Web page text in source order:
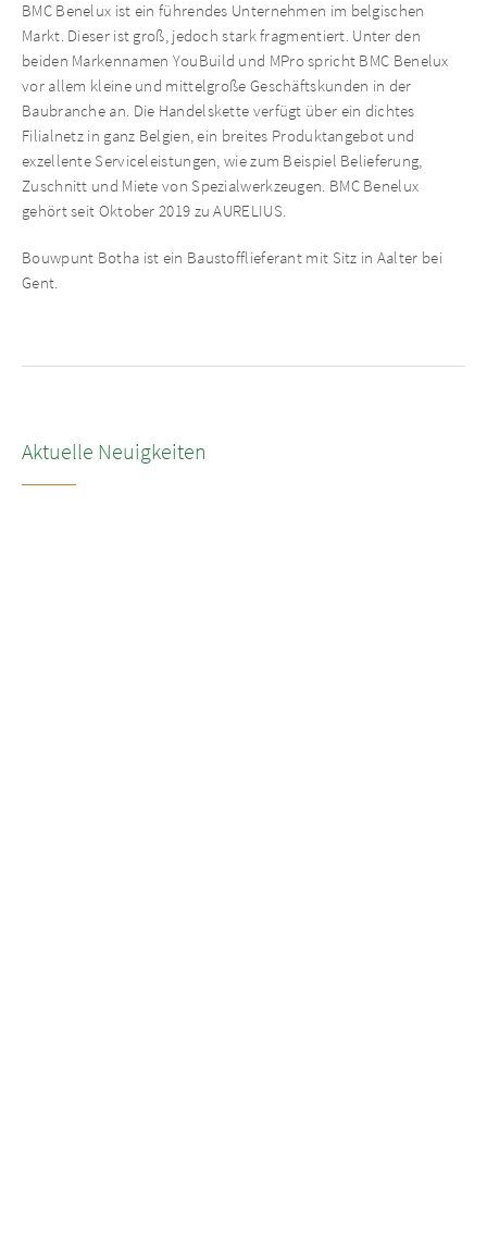
BMC Benelux ist ein führendes Unternehmen im belgischen
Markt. Dieser ist groß, jedoch stark fragmentiert. Unter den
beiden Markennamen YouBuild und MPro spricht BMC Benelux
vor allem kleine und mittelgroße Geschäftskunden in der
Baubranche an. Die Handelskette verfügt über ein dichtes
Filialnetz in ganz Belgien, ein breites Produktangebot und
exzellente Serviceleistungen, wie zum Beispiel Belieferung,
Zuschnitt und Miete von Spezialwerkzeugen. BMC Benelux
gehört seit Oktober 2019 zu AURELIUS.
Bouwpunt Botha ist ein Baustofflieferant mit Sitz in Aalter bei
Gent.
Aktuelle Neuigkeiten